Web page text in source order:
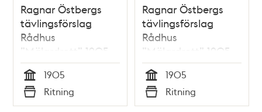
Ragnar Östbergs
tävlingsförslag
Rådhus
”Mälardrott” 1905,
fasad mot söder
Tid
1905
Typ
Ritning
Ragnar Östbergs
tävlingsförslag
Rådhus
”Mälardrott” 1905,
fasad mot väster
Tid
1905
Typ
Ritning